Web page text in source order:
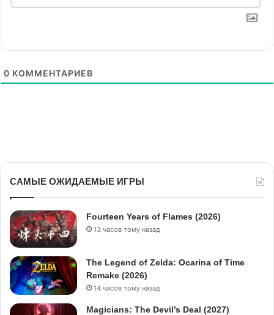
0 КОММЕНТАРИЕВ
САМЫЕ ОЖИДАЕМЫЕ ИГРЫ
Fourteen Years of Flames (2026)
13 часов тому назад
The Legend of Zelda: Ocarina of Time
Remake (2026)
14 часов тому назад
Magicians: The Devil’s Deal (2027)